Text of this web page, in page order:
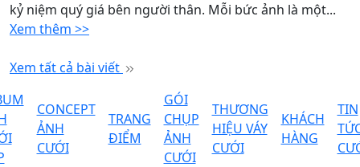
kỷ niệm quý giá bên người thân. Mỗi bức ảnh là một...
Xem thêm >>
Xem tất cả bài viết
CONCEPT
ẢNH
CƯỚI
TRANG
ĐIỂM
GÓI
CHỤP
ẢNH
CƯỚI
THƯƠNG
HIỆU VÁY
CƯỚI
KHÁCH
HÀNG
TIN